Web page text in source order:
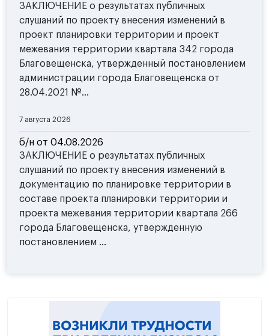
ЗАКЛЮЧЕНИЕ о результатах публичных
слушаний по проекту внесения изменений в
проект планировки территории и проект
межевания территории квартала 342 города
Благовещенска, утвержденный постановлением
администрации города Благовещенска от
28.04.2021 №...
7 августа 2026
б/н от 04.08.2026
ЗАКЛЮЧЕНИЕ о результатах публичных
слушаний по проекту внесения изменений в
документацию по планировке территории в
составе проекта планировки территории и
проекта межевания территории квартала 266
города Благовещенска, утвержденную
постановлением ...